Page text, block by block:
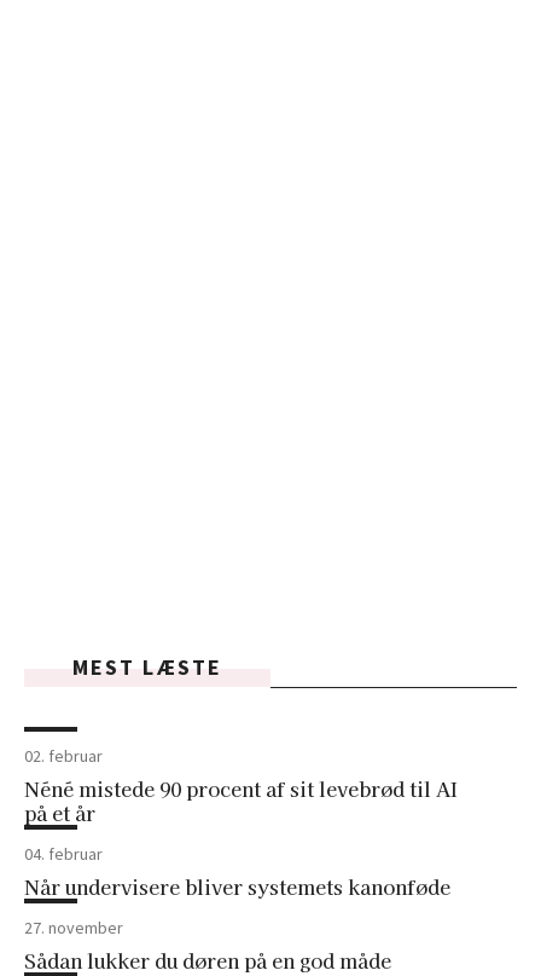
MEST LÆSTE
02. februar
Néné mistede 90 procent af sit levebrød til AI
på et år
04. februar
Når undervisere bliver systemets kanonføde
27. november
Sådan lukker du døren på en god måde